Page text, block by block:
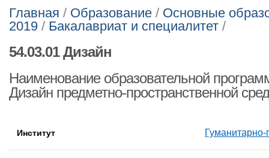
Главная / Образование / Основные
2019 / Бакалавриат и специалитет /
54.03.01 Дизайн
Наименование образовательной
Дизайн предметно-пространственной
Институт Гуманитарно-